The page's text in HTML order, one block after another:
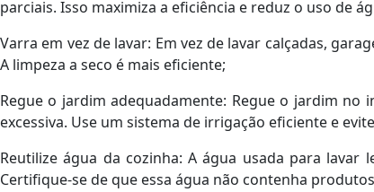
parciais. Isso maximiza a eficiência e reduz o uso de
Varra em vez de lavar: Em vez de lavar calçadas,
A limpeza a seco é mais eficiente;
Regue o jardim adequadamente: Regue o jardim
excessiva. Use um sistema de irrigação eficiente e
Reutilize água da cozinha: A água usada para
Certifique-se de que essa água não contenha